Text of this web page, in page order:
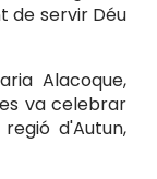
de servir Déu
Alacoque,
va celebrar
d'Autun,